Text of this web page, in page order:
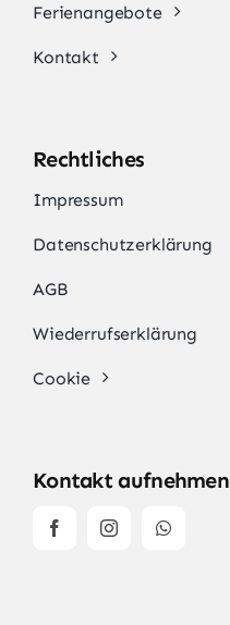
Ferienangebote
Kontakt
Rechtliches
Impressum
Datenschutzerklärung
AGB
Wiederrufserklärung
Cookie
Kontakt aufnehmen